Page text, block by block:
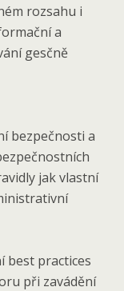
rozsahu i
a
gesčně
bezpečnosti a
jak vlastní
best practices
při zavádění